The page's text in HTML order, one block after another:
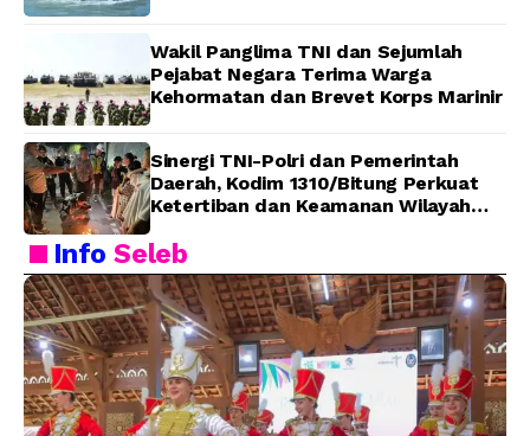
Wakil Panglima TNI dan Sejumlah
Pejabat Negara Terima Warga
Kehormatan dan Brevet Korps Marinir
Sinergi TNI-Polri dan Pemerintah
Daerah, Kodim 1310/Bitung Perkuat
Ketertiban dan Keamanan Wilayah
InfoSeleb